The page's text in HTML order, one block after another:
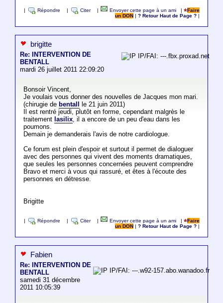
Répondre Citer Envoyer cette page à un ami |
Faire
un DON
|? Retour Haut de Page ?
brigitte
Re: INTERVENTION DE
BENTALL
mardi 26 juillet 2011 22:09:20
IP/FAI: ---.fbx.proxad.net
Bonsoir Vincent,
Je voulais vous donner des nouvelles de Jacques mon mari.
(chirugie de bentall
le 21 juin 2011)
Il est rentré jeudi, plutôt en forme, cependant malgrès le
traitement lasilix, il a encore de un peu d'eau dans les
poumons.
Demain je demanderais l'avis de notre cardiologue.
Ce forum est plein d'espoir et surtout il permet de dialoguer
avec des personnes qui vivent des moments dramatiques,
que seules les personnes concernées peuvent comprendre
Bravo et merci à vous qui rassuré, et êtes à l'écoute des
personnes en détresse.
Brigitte
Répondre Citer Envoyer cette page à un ami |
Faire
un DON
|? Retour Haut de Page ?
Fabien
Re: INTERVENTION DE
BENTALL
samedi 31 décembre
2011 10:05:39
IP/FAI: ---.w92-157.abo.wanadoo.fr